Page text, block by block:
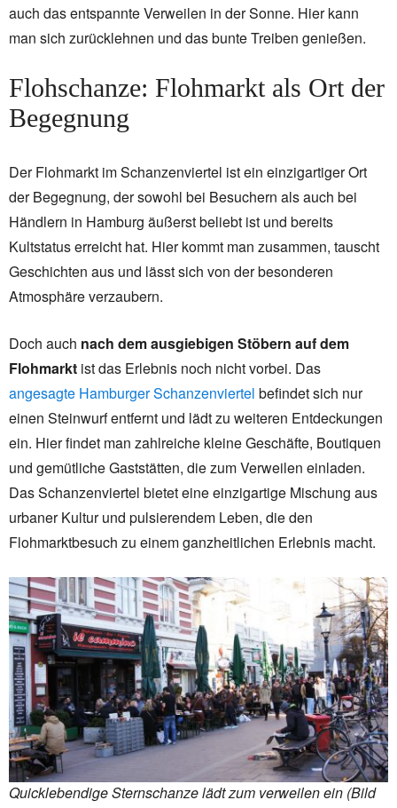
auch das entspannte Verweilen in der Sonne. Hier kann
man sich zurücklehnen und das bunte Treiben genießen.
Flohschanze: Flohmarkt als Ort der
Begegnung
Der Flohmarkt im Schanzenviertel ist ein einzigartiger Ort
der Begegnung, der sowohl bei Besuchern als auch bei
Händlern in Hamburg äußerst beliebt ist und bereits
Kultstatus erreicht hat. Hier kommt man zusammen, tauscht
Geschichten aus und lässt sich von der besonderen
Atmosphäre verzaubern.
Doch auch nach dem ausgiebigen Stöbern auf dem
Flohmarkt ist das Erlebnis noch nicht vorbei. Das
angesagte Hamburger Schanzenviertel befindet sich nur
einen Steinwurf entfernt und lädt zu weiteren Entdeckungen
ein. Hier findet man zahlreiche kleine Geschäfte, Boutiquen
und gemütliche Gaststätten, die zum Verweilen einladen.
Das Schanzenviertel bietet eine einzigartige Mischung aus
urbaner Kultur und pulsierendem Leben, die den
Flohmarktbesuch zu einem ganzheitlichen Erlebnis macht.
Quicklebendige Sternschanze lädt zum verweilen ein (Bild